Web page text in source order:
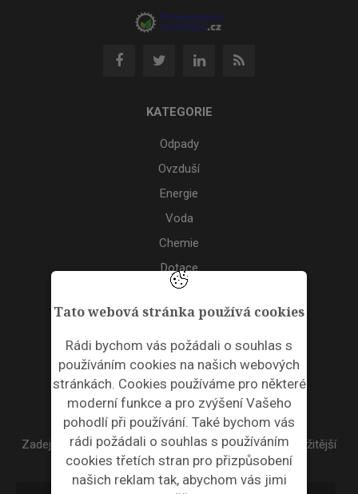
Tato webová stránka používá cookies
Rádi bychom vás požádali o souhlas s
používáním cookies na našich webových
stránkách. Cookies používáme pro některé
moderní funkce a pro zvýšení Vašeho
pohodlí při používání. Také bychom vás
rádi požádali o souhlas s používáním
cookies třetích stran pro přizpůsobení
našich reklam tak, abychom vás jimi
KATEGORIE
Odpady
Ovzduší
Energie
Voda
Chemie
Dotace
Akce
ODPADNÍ PLASTY
NEWSLETTER
Zadejte váš email a my Vám budeme zasílat ty nejdůležitější
informace, maximálně 1x týdně.